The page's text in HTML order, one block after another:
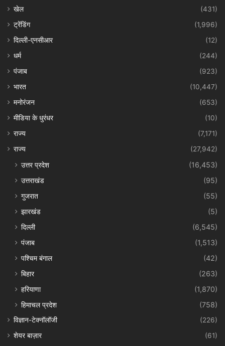
खेल
(431)
ट्रेंडिंग
(1,996)
दिल्ली-एनसीआर
(12)
धर्म
(244)
पंजाब
(923)
भारत
(10,447)
मनोरंजन
(653)
मीडिया के धुरंधर
(10)
राज्य
(7,171)
राज्य
(27,942)
उत्तर प्रदेश
(16,453)
उत्तराखंड
(95)
गुजरात
(55)
झारखंड
(5)
दिल्ली
(6,545)
पंजाब
(1,513)
पश्चिम बंगाल
(42)
बिहार
(263)
हरियाणा
(1,870)
हिमाचल प्रदेश
(758)
विज्ञान-टेक्नॉलॉजी
(226)
शेयर बाज़ार
(61)